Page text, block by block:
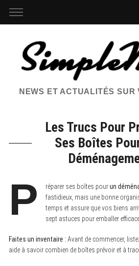
NEWS ET ACTUALITÉS SUR
Les Trucs Pour
Ses Boîtes
P réparer ses boîtes pourun
fastidieux, mais une bonne
temps et assure que vos biens
sept astuces pour emballer
Faites un inventaire : Avant de commencer,
aide à savoir combien de boîtes prévoir et à